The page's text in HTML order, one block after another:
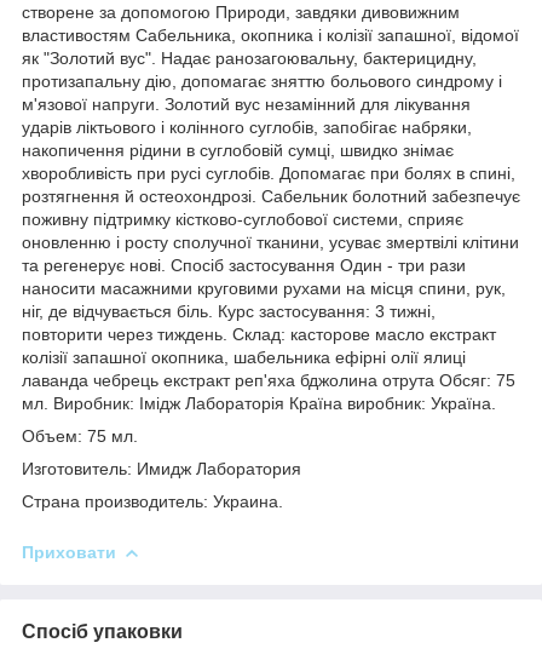
створене за допомогою Природи, завдяки дивовижним
властивостям Сабельника, окопника і колізії запашної, відомої
як "Золотий вус". Надає ранозагоювальну, бактерицидну,
протизапальну дію, допомагає зняттю больового синдрому і
м'язової напруги. Золотий вус незамінний для лікування
ударів ліктьового і колінного суглобів, запобігає набряки,
накопичення рідини в суглобовій сумці, швидко знімає
хворобливість при русі суглобів. Допомагає при болях в спині,
розтягнення й остеохондрозі. Сабельник болотний забезпечує
поживну підтримку кістково-суглобової системи, сприяє
оновленню і росту сполучної тканини, усуває змертвілі клітини
та регенерує нові. Спосіб застосування Один - три рази
наносити масажними круговими рухами на місця спини, рук,
ніг, де відчувається біль. Курс застосування: 3 тижні,
повторити через тиждень. Склад: касторове масло екстракт
колізії запашної окопника, шабельника ефірні олії ялиці
лаванда чебрець екстракт реп'яха бджолина отрута Обсяг: 75
мл. Виробник: Імідж Лабораторія Країна виробник: Україна.
Объем: 75 мл.
Изготовитель: Имидж Лаборатория
Страна производитель: Украина.
Приховати
Спосіб упаковки